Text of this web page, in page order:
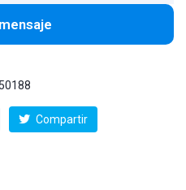
Compartir